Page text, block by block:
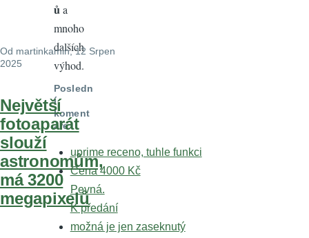
Od martinkamin, 12 Srpen
2025
Největší
fotoaparát
slouží
astronomům,
má 3200
megapixelů
ů a
mnoho
dalších
výhod.
Posledn
í
koment
áře
uprime receno, tuhle funkci
Cena 4000 Kč
Pevná.
K předání
možná je jen zaseknutý